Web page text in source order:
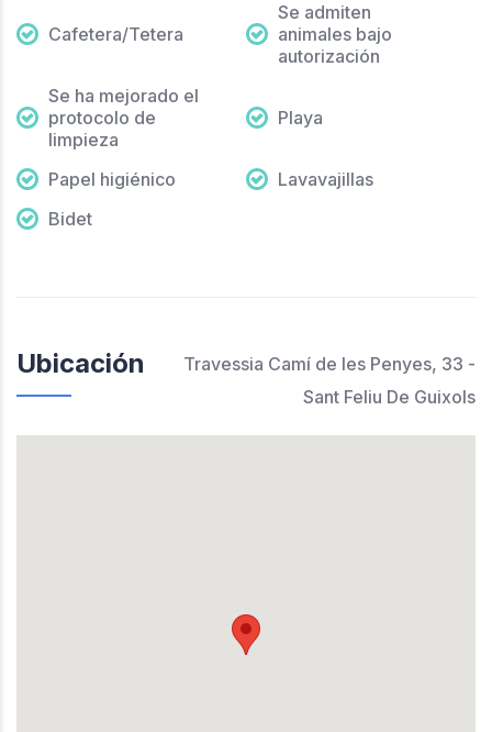
Cafetera/Tetera
Se admiten
animales bajo
autorización
Se ha mejorado el
protocolo de
limpieza
Playa
Papel higiénico
Lavavajillas
Bidet
Ubicación
Travessia Camí de les Penyes, 33 -
Sant Feliu De Guixols